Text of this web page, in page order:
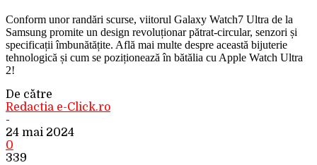
Conform unor randări scurse, viitorul Galaxy Watch7 Ultra de la
Samsung promite un design revoluționar pătrat-circular, senzori și
specificații îmbunătățite. Află mai multe despre această bijuterie
tehnologică și cum se poziționează în bătălia cu Apple Watch Ultra
2!
De către
Redactia e-Click.ro
-
24 mai 2024
0
339